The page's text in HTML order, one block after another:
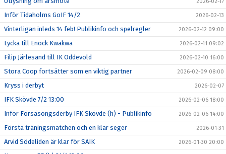
Inför Tidaholms GoIF 14/2 2026-02-13
Vinterligan inleds 14 feb! Publikinfo och spelregler 2026-02-12 09:00
Lycka till Enock Kwakwa 2026-02-11 09:02
Filip Järlesand till IK Oddevold 2026-02-10 16:00
Stora Coop fortsätter som en viktig partner 2026-02-09 08:00
Kryss i derbyt 2026-02-07
IFK Skövde 7/2 13:00 2026-02-06 18:00
Inför Försäsongsderby IFK Skövde (h) - Publikinfo 2026-02-06 14:00
Första träningsmatchen och en klar seger 2026-01-31
Arvid Södeliden är klar för SAIK 2026-01-30 20:00